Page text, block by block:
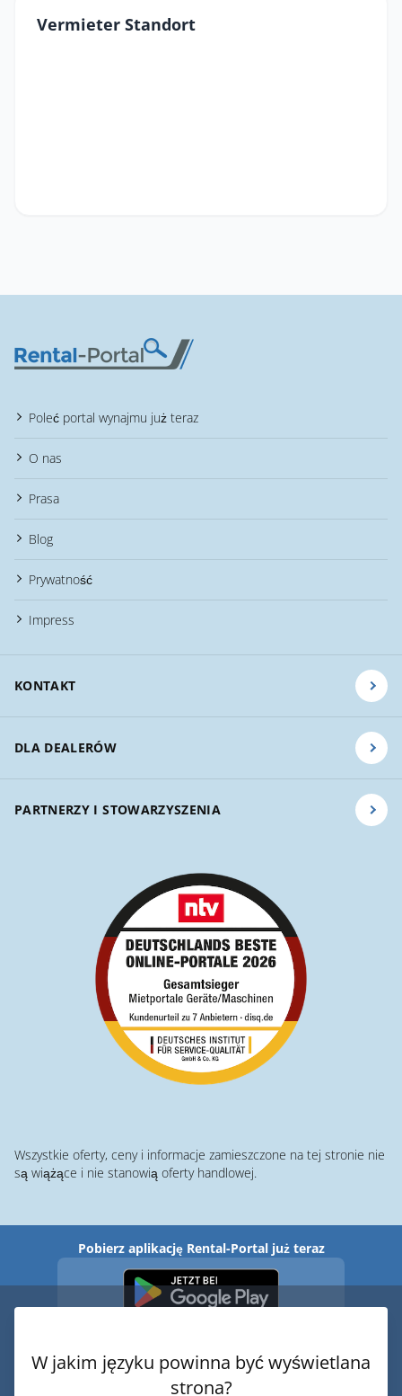
Vermieter Standort
Poleć portal wynajmu już teraz
O nas
Prasa
Blog
Prywatność
Impress
KONTAKT
DLA DEALERÓW
PARTNERZY I STOWARZYSZENIA
Wszystkie oferty, ceny i informacje zamieszczone na tej stronie nie
są wiążące i nie stanowią oferty handlowej.
Pobierz aplikację Rental-Portal już teraz
W jakim języku powinna być wyświetlana
strona?